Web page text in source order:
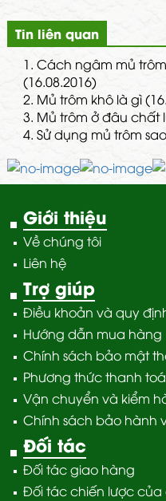
Tin liên quan
1. Cách ngâm mủ
(16.08.2016)
2. Mủ trôm khô là gì
3. Mủ trôm ở đâu chất
4. Sử dụng mủ trôm
Giới thiệu
Về chúng tôi
Liên hệ
Trợ giúp
Điều khoản và quy
Hướng dẫn mua hàng
Chính sách bảo mật
Phương thức thanh
Vận chuyển và kiểm
Chính sách bảo hành
Đối tác
Đối tác giao hàng
Đối tác chiến lược của